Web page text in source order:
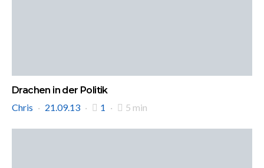
Drachen in der Politik
Chris
21.09.13 1 5 min